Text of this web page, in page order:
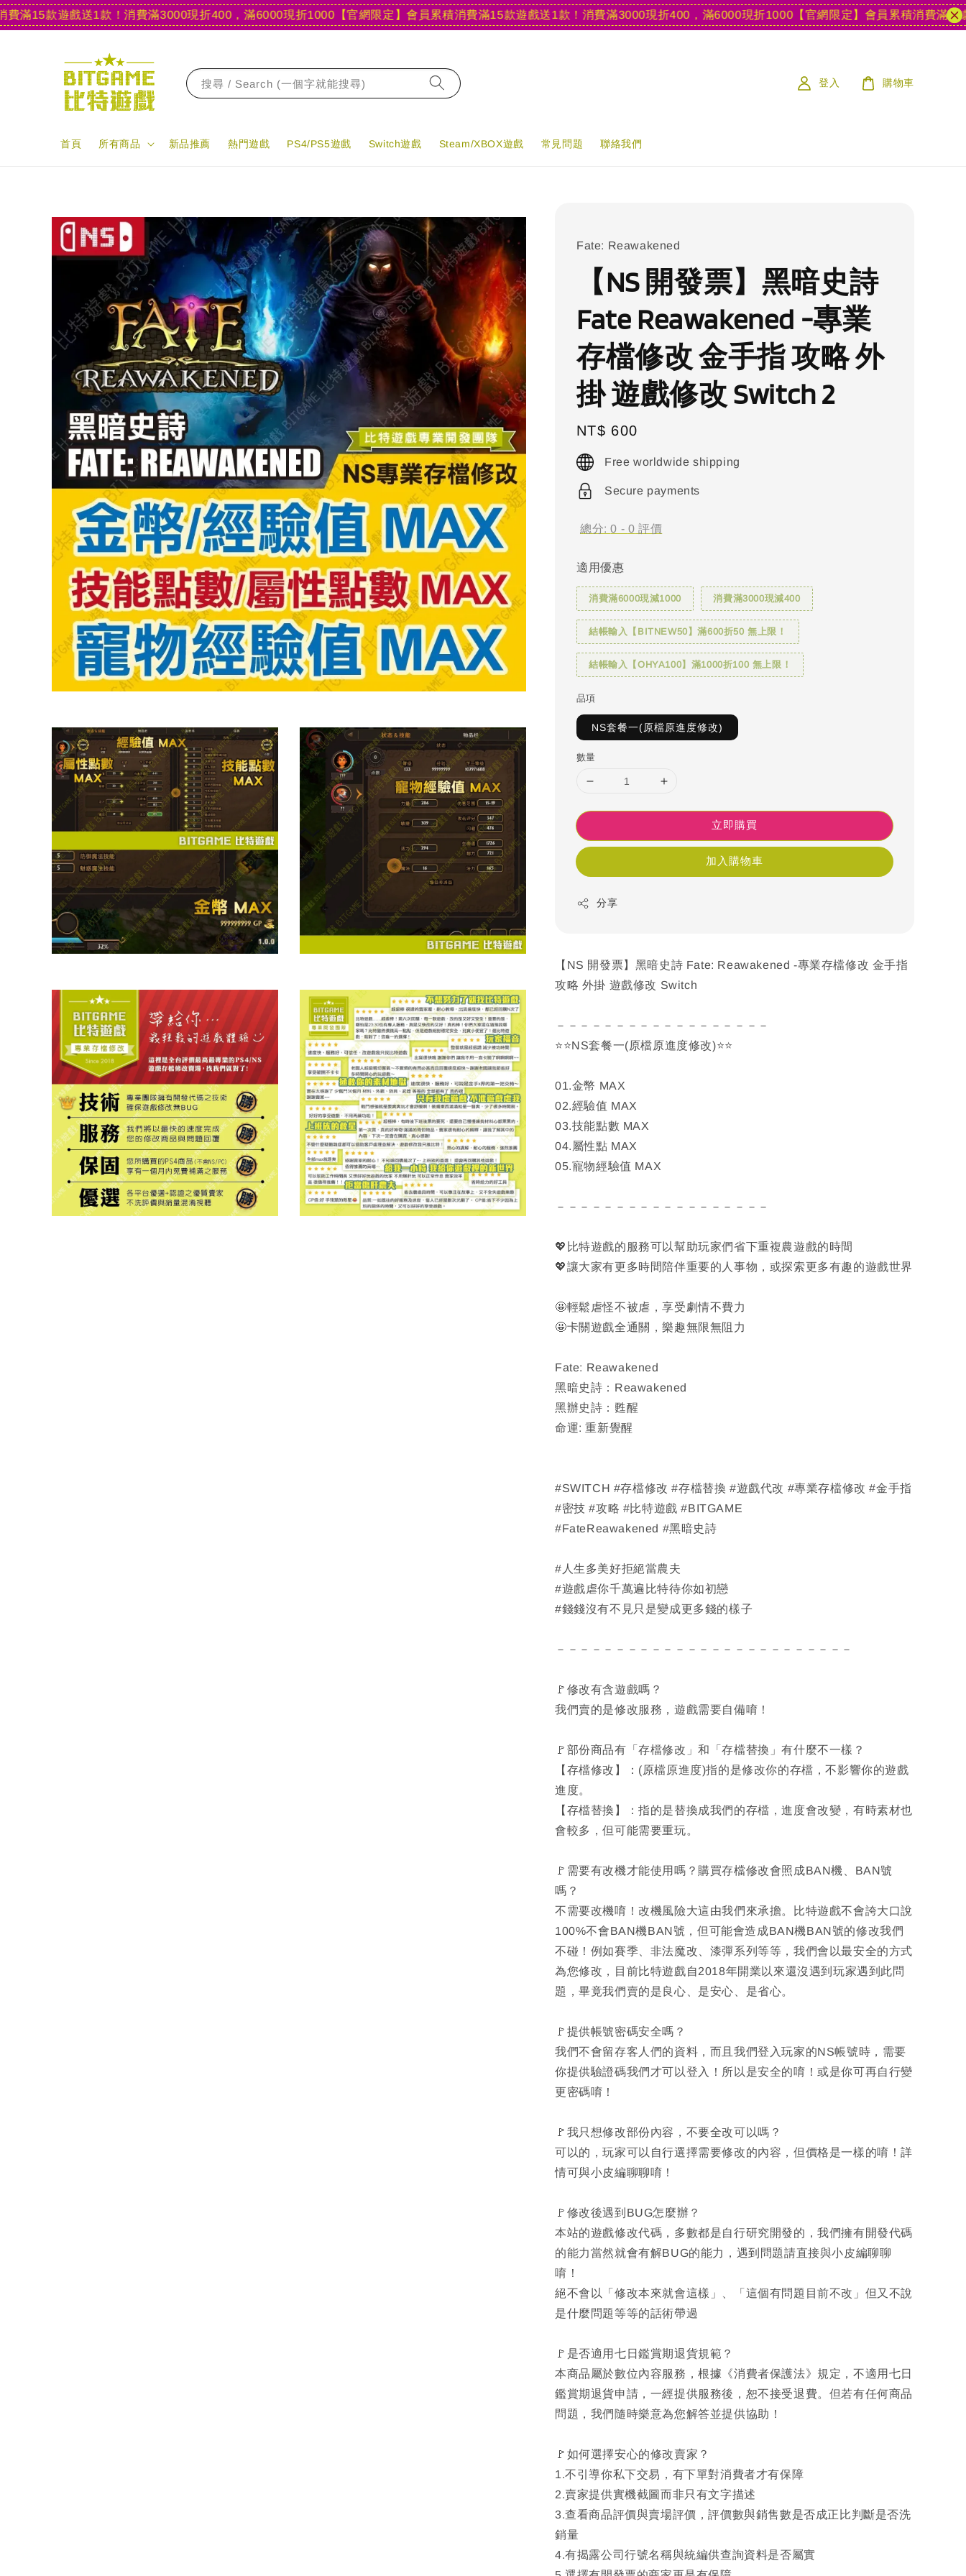
款遊戲送1款！消費滿3000現折400，滿6000現折1000【官網限定】會員累積消費滿15款遊戲送1款！消費滿3000現折400，滿6000現折1000【官網限定】會員累積消費滿15款遊
搜尋 / Search (一個字就能搜尋)
首頁 所有商品 新品推薦 熱門遊戲 PS4/PS5遊戲 Switch遊戲 Steam/XBOX遊戲 常見問題 聯絡我們
登入 購物車
Fate: Reawakened
【NS 開發票】黑暗史詩
Fate Reawakened -專業
存檔修改 金手指 攻略 外
掛 遊戲修改 Switch 2
Regular
price
NT$ 600
Free worldwide shipping
Secure payments
總分:0 - 0 評價
適用優惠
消費滿6000現減1000 消費滿3000現減400
結帳輸入【BITNEW50】滿600折50 無上限！
結帳輸入【OHYA100】滿1000折100 無上限！
品項
NS套餐一(原檔原進度修改)
數量
立即購買
加入購物車
分享
【NS 開發票】黑暗史詩 Fate: Reawakened -專業存檔修改 金手指
攻略 外掛 遊戲修改 Switch
－－－－－－－－－－－－－－－－－－
⭐⭐NS套餐一(原檔原進度修改)⭐⭐
01.金幣 MAX
02.經驗值 MAX
03.技能點數 MAX
04.屬性點 MAX
05.寵物經驗值 MAX
－－－－－－－－－－－－－－－－－－
💖比特遊戲的服務可以幫助玩家們省下重複農遊戲的時間
💖讓大家有更多時間陪伴重要的人事物，或探索更多有趣的遊戲世界
🤩輕鬆虐怪不被虐，享受劇情不費力
🤩卡關遊戲全通關，樂趣無限無阻力
Fate: Reawakened
黑暗史詩：Reawakened
黑辦史詩：甦醒
命運: 重新覺醒
#SWITCH #存檔修改 #存檔替換 #遊戲代改 #專業存檔修改 #金手指
#密技 #攻略 #比特遊戲 #BITGAME
#FateReawakened #黑暗史詩
#人生多美好拒絕當農夫
#遊戲虐你千萬遍比特待你如初戀
#錢錢沒有不見只是變成更多錢的樣子
－－－－－－－－－－－－－－－－－－－－－－－－－
🚩修改有含遊戲嗎？
我們賣的是修改服務，遊戲需要自備唷！
🚩部份商品有「存檔修改」和「存檔替換」有什麼不一樣？
【存檔修改】：(原檔原進度)指的是修改你的存檔，不影響你的遊戲
進度。
【存檔替換】：指的是替換成我們的存檔，進度會改變，有時素材也
會較多，但可能需要重玩。
🚩需要有改機才能使用嗎？購買存檔修改會照成BAN機、BAN號
嗎？
不需要改機唷！改機風險大這由我們來承擔。比特遊戲不會誇大口說
100%不會BAN機BAN號，但可能會造成BAN機BAN號的修改我們
不碰！例如賽季、非法魔改、漆彈系列等等，我們會以最安全的方式
為您修改，目前比特遊戲自2018年開業以來還沒遇到玩家遇到此問
題，畢竟我們賣的是良心、是安心、是省心。
🚩提供帳號密碼安全嗎？
我們不會留存客人們的資料，而且我們登入玩家的NS帳號時，需要
你提供驗證碼我們才可以登入！所以是安全的唷！或是你可再自行變
更密碼唷！
🚩我只想修改部份內容，不要全改可以嗎？
可以的，玩家可以自行選擇需要修改的內容，但價格是一樣的唷！詳
情可與小皮編聊聊唷！
🚩修改後遇到BUG怎麼辦？
本站的遊戲修改代碼，多數都是自行研究開發的，我們擁有開發代碼
的能力當然就會有解BUG的能力，遇到問題請直接與小皮編聊聊
唷！
絕不會以「修改本來就會這樣」、「這個有問題目前不改」但又不說
是什麼問題等等的話術帶過
🚩是否適用七日鑑賞期退貨規範？
本商品屬於數位內容服務，根據《消費者保護法》規定，不適用七日
鑑賞期退貨申請，一經提供服務後，恕不接受退費。但若有任何商品
問題，我們隨時樂意為您解答並提供協助！
🚩如何選擇安心的修改賣家？
1.不引導你私下交易，有下單對消費者才有保障
2.賣家提供實機截圖而非只有文字描述
3.查看商品評價與賣場評價，評價數與銷售數是否成正比判斷是否洗
銷量
4.有揭露公司行號名稱與統編供查詢資料是否屬實